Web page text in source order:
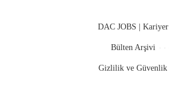
DAC JOBS | Kariyer
Bülten Arşivi
Gizlilik ve Güvenlik